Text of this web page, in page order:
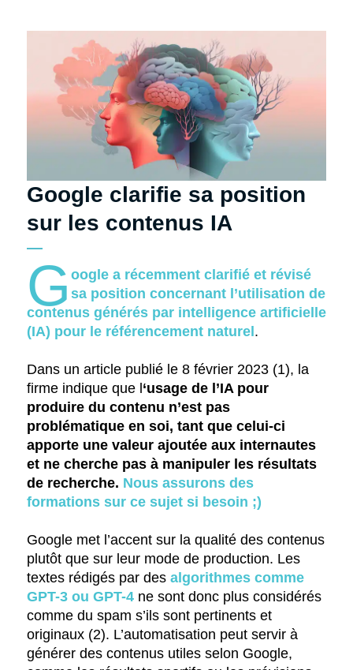
Google clarifie sa position
sur les contenus IA
G oogle a récemment clarifié et révisé
sa position concernant l’utilisation de
contenus générés par intelligence artificielle
(IA) pour le référencement naturel .
Dans un article publié le 8 février 2023 (1), la
firme indique que l ‘usage de l’IA pour
produire du contenu n’est pas
problématique en soi, tant que celui-ci
apporte une valeur ajoutée aux internautes
et ne cherche pas à manipuler les résultats
de recherche. Nous assurons des
formations sur ce sujet si besoin ;)
Google met l’accent sur la qualité des contenus
plutôt que sur leur mode de production. Les
textes rédigés par des algorithmes comme
GPT-3 ou GPT-4ne sont donc plus considérés
comme du spam s’ils sont pertinents et
originaux (2). L’automatisation peut servir à
générer des contenus utiles selon Google,